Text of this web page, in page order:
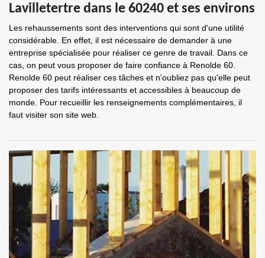
Lavilletertre dans le 60240 et ses environs
Les rehaussements sont des interventions qui sont d'une utilité
considérable. En effet, il est nécessaire de demander à une
entreprise spécialisée pour réaliser ce genre de travail. Dans ce
cas, on peut vous proposer de faire confiance à Renolde 60.
Renolde 60 peut réaliser ces tâches et n'oubliez pas qu'elle peut
proposer des tarifs intéressants et accessibles à beaucoup de
monde. Pour recueillir les renseignements complémentaires, il
faut visiter son site web.